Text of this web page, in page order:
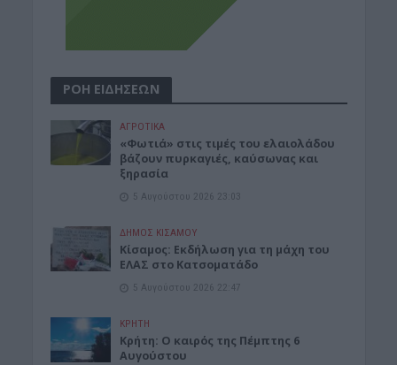
ΡΟΗ ΕΙΔΗΣΕΩΝ
ΑΓΡΟΤΙΚΑ
«Φωτιά» στις τιμές του ελαιολάδου
βάζουν πυρκαγιές, καύσωνας και
ξηρασία
5 Αυγούστου 2026 23:03
ΔΉΜΟΣ ΚΙΣΆΜΟΥ
Κίσαμος: Εκδήλωση για τη μάχη του
ΕΛΑΣ στο Κατσοματάδο
5 Αυγούστου 2026 22:47
ΚΡΗΤΗ
Κρήτη: Ο καιρός της Πέμπτης 6
Αυγούστου